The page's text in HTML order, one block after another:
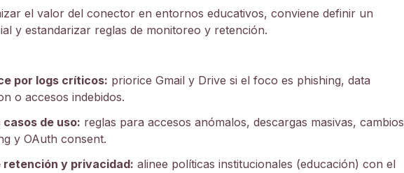
el valor del conector en entornos educativos, conviene definir un
y estandarizar reglas de monitoreo y retención.
por logs críticos: priorice Gmail y Drive si el foco es phishing, data
o accesos indebidos.
casos de uso: reglas para accesos anómalos, descargas masivas, cambios
y OAuth consent.
retención y privacidad: alinee políticas institucionales (educación) con el